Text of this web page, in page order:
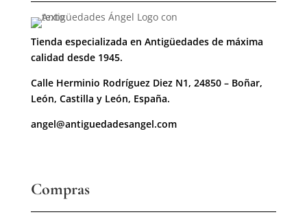
Tienda especializada en Antigüedades de máxima
calidad desde 1945.
Calle Herminio Rodríguez Diez N1, 24850 – Boñar,
León, Castilla y León, España.
angel@antiguedadesangel.com
Compras